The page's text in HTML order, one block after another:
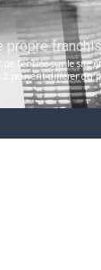
propre
l’entrée sur le site
2 peuvent différer du